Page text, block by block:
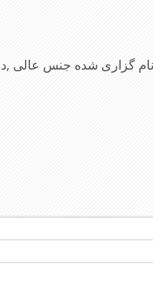
)نام گزاری شده جنس